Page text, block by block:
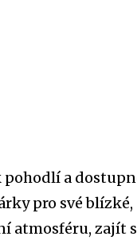
pohodlí a
pro své blízké,
atmosféru, zajít